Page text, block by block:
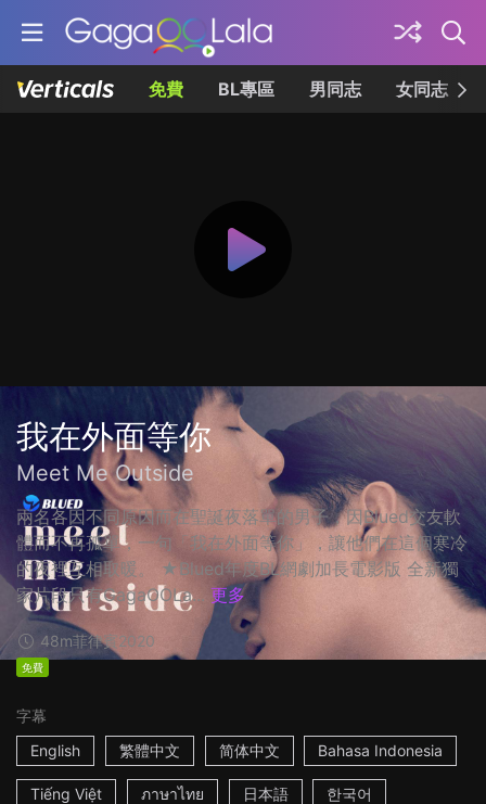
免費 BL專區 男同志 女同志
我在外面等你
Meet Me Outside
兩名各因不同原因而在聖誕夜落單的男子，因Blued交友軟
體而不再孤單，一句「我在外面等你」，讓他們在這個寒冷
的夜裡互相取暖。 ★Blued年度BL網劇加長電影版 全新獨
家片段只有GagaOOLa... 更多
48m菲律賓2020
免費
字幕
English
繁體中文 简体中文 Bahasa Indonesia
Tiếng Việt ภาษาไทย 日本語 한국어